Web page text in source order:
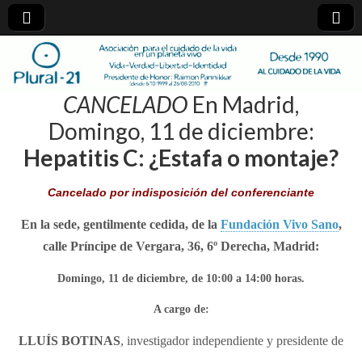
plural-
21.org
CANCELADO En Madrid,
Domingo, 11 de diciembre:
Hepatitis C: ¿Estafa o montaje?
Cancelado por indisposición del conferenciante
En la sede, gentilmente cedida, de la Fundación Vivo Sano,
calle Príncipe de Vergara, 36, 6º Derecha, Madrid:
Domingo, 11 de diciembre, de 10:00 a 14:00 horas.
A cargo de:
LLUÍS BOTINAS, investigador independiente y presidente de